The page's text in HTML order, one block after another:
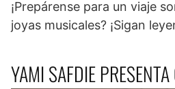
¡Prepárense para un viaje
joyas musicales? ¡Sigan
YAMI SAFDIE